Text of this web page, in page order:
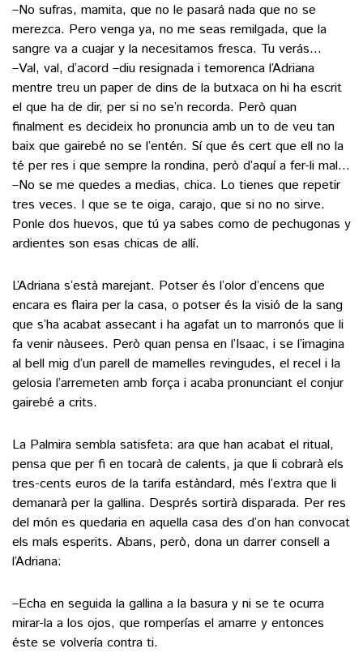
–No sufras, mamita, que no le pasará nada que no se
merezca. Pero venga ya, no me seas remilgada, que la
sangre va a cuajar y la necesitamos fresca. Tu verás…
–Val, val, d’acord –diu resignada i temorenca l’Adriana
mentre treu un paper de dins de la butxaca on hi ha escrit
el que ha de dir, per si no se’n recorda. Però quan
finalment es decideix ho pronuncia amb un to de veu tan
baix que gairebé no se l’entén. Sí que és cert que ell no la
té per res i que sempre la rondina, però d’aquí a fer-li mal…
–No se me quedes a medias, chica. Lo tienes que repetir
tres veces. I que se te oiga, carajo, que si no no sirve.
Ponle dos huevos, que tú ya sabes como de pechugonas y
ardientes son esas chicas de allí.
L’Adriana s’està marejant. Potser és l’olor d’encens que
encara es flaira per la casa, o potser és la visió de la sang
que s’ha acabat assecant i ha agafat un to marronós que li
fa venir nàusees. Però quan pensa en l’Isaac, i se l’imagina
al bell mig d’un parell de mamelles revingudes, el recel i la
gelosia l’arremeten amb força i acaba pronunciant el conjur
gairebé a crits.
La Palmira sembla satisfeta: ara que han acabat el ritual,
pensa que per fi en tocarà de calents, ja que li cobrarà els
tres-cents euros de la tarifa estàndard, més l’extra que li
demanarà per la gallina. Després sortirà disparada. Per res
del món es quedaria en aquella casa des d’on han convocat
els mals esperits. Abans, però, dona un darrer consell a
l’Adriana:
–Echa en seguida la gallina a la basura y ni se te ocurra
mirar-la a los ojos, que romperías el amarre y entonces
éste se volvería contra ti.